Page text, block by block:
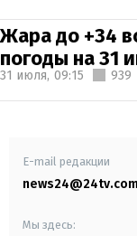
Жара до +34
погоды на 31
31 июля, 09:15 939
E-mail редакции
Мы здесь: